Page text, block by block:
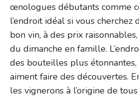
œnologues débutants comme
l’endroit idéal si vous
bon vin, à des prix
du dimanche en famille.
des bouteilles plus
aiment faire des découvertes.
les vignerons à l’origine de